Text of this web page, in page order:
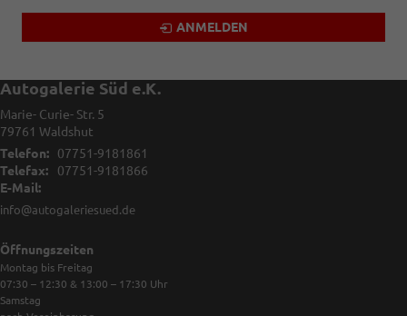
ANMELDEN
Autogalerie Süd e.K.
Marie- Curie- Str. 5
79761 Waldshut
Telefon:
07751-9181861
Telefax:
07751-9181866
E-Mail:
info@autogaleriesued.de
Öffnungszeiten
Montag bis Freitag
07:30 – 12:30 & 13:00 – 17:30 Uhr
Samstag